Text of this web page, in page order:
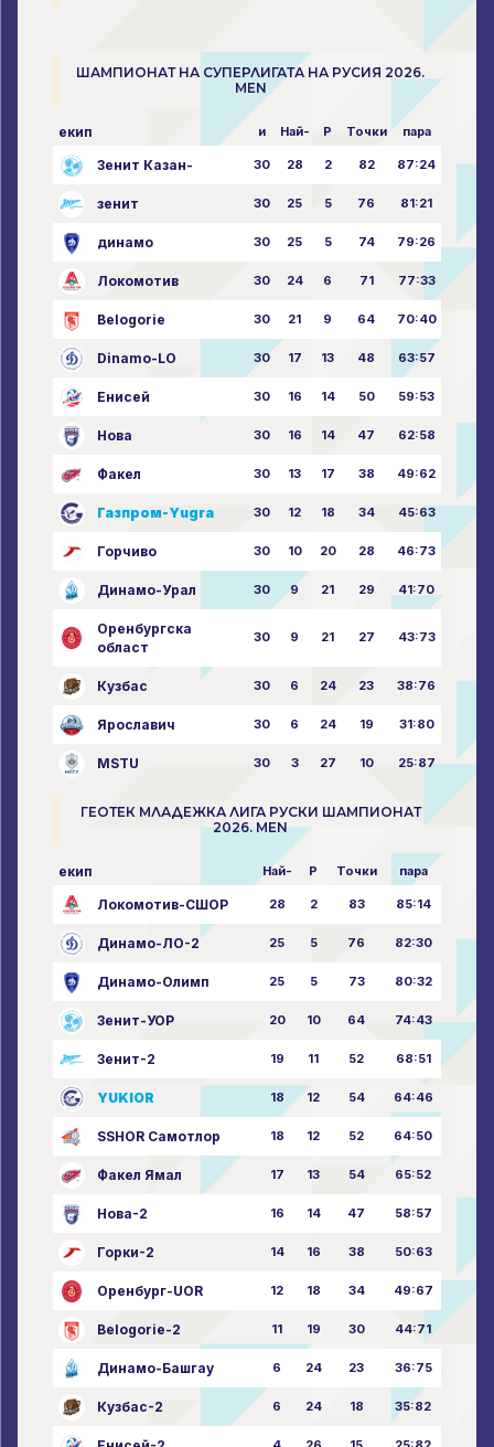
ШАМПИОНАТ НА СУПЕРЛИГАТА НА РУСИЯ 2026.
MEN
екип и Най- P Точки пара
Зенит Казан- 30 28 2 82 87:24
зенит 30 25 5 76 81:21
динамо 30 25 5 74 79:26
Локомотив 30 24 6 71 77:33
Belogorie 30 21 9 64 70:40
Dinamo-LO 30 17 13 48 63:57
Енисей 30 16 14 50 59:53
Нова 30 16 14 47 62:58
Факел 30 13 17 38 49:62
Газпром-Yugra 30 12 18 34 45:63
Горчиво 30 10 20 28 46:73
Динамо-Урал 30 9 21 29 41:70
Оренбургска
област
30 9 21 27 43:73
Кузбас 30 6 24 23 38:76
Ярославич 30 6 24 19 31:80
MSTU 30 3 27 10 25:87
ГЕОТЕК МЛАДЕЖКА ЛИГА РУСКИ ШАМПИОНАТ
2026. MEN
екип Най- P Точки пара
Локомотив-СШОР 28 2 83 85:14
Динамо-ЛО-2 25 5 76 82:30
Динамо-Олимп 25 5 73 80:32
Зенит-УОР 20 10 64 74:43
Зенит-2 19 11 52 68:51
YUKIOR 18 12 54 64:46
SSHOR Самотлор 18 12 52 64:50
Факел Ямал 17 13 54 65:52
Нова-2 16 14 47 58:57
Горки-2 14 16 38 50:63
Оренбург-UOR 12 18 34 49:67
Belogorie-2 11 19 30 44:71
Динамо-Башгау 6 24 23 36:75
Кузбас-2 6 24 18 35:82